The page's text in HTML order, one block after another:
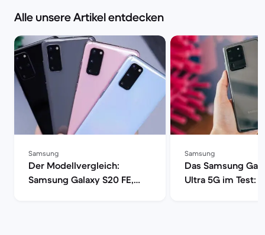
Alle unsere Artikel entdecken
Samsung
Der Modellvergleich:
Samsung Galaxy S20 FE,
Samsung
Das Samsung
Ultra 5G im Test: